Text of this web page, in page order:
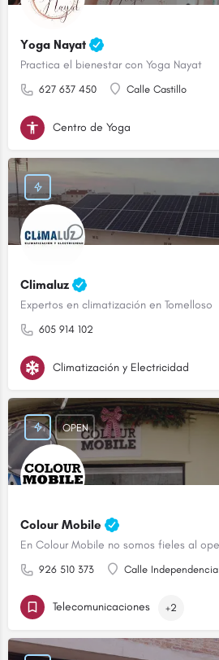
Yoga Nayat
Practica el bienestar con Yoga Nayat
627 637 450 Calle Castillo
Centro de Yoga
Climaluz
Expertos en climatización en Tomelloso
605 914 102
Climatización y Electricidad
Colour Mobile
926 510 373 Calle Independencia
OPEN
Telecomunicaciones +2